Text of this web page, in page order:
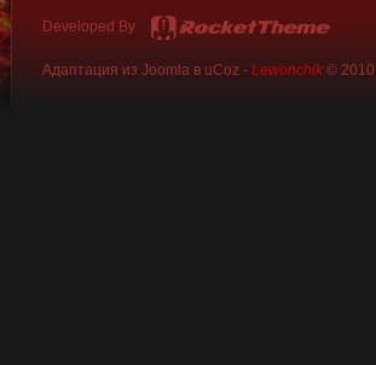
Developed By
Адаптация из Joomla в uCoz - Lewonchik© 2010